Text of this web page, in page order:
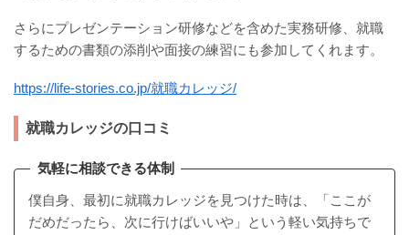
さらにプレゼンテーション研修などを含めた実務研修、就職
するための書類の添削や面接の練習にも参加してくれます。
https://life-stories.co.jp/就職カレッジ/
就職カレッジの口コミ
気軽に相談できる体制
僕自身、最初に就職カレッジを見つけた時は、「ここが
だめだったら、次に行けばいいや」という軽い気持ちで